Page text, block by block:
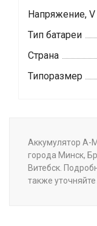
Напряжение, V
Тип батареи
Страна
Типоразмер
Аккумулятор A-
города Минск,
Витебск.
также